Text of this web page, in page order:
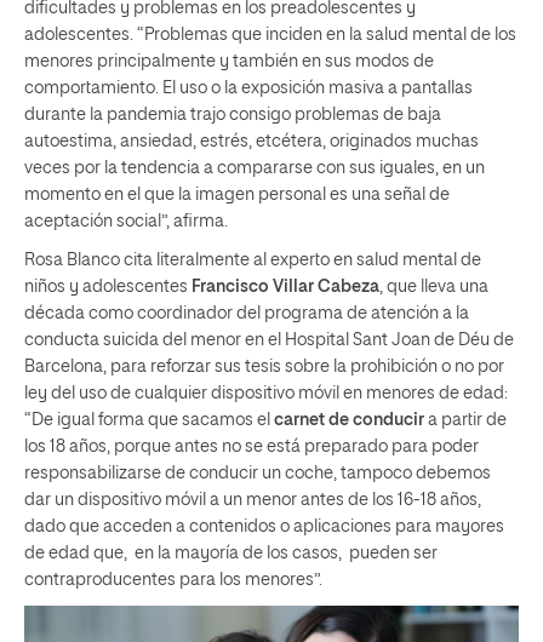
dificultades y problemas en los preadolescentes y
adolescentes. “Problemas que inciden en la salud mental de los
menores principalmente y también en sus modos de
comportamiento. El uso o la exposición masiva a pantallas
durante la pandemia trajo consigo problemas de baja
autoestima, ansiedad, estrés, etcétera, originados muchas
veces por la tendencia a compararse con sus iguales, en un
momento en el que la imagen personal es una señal de
aceptación social”, afirma.
Rosa Blanco cita literalmente al experto en salud mental de
niños y adolescentes Francisco Villar Cabeza , que lleva una
década como coordinador del programa de atención a la
conducta suicida del menor en el Hospital Sant Joan de Déu de
Barcelona, para reforzar sus tesis sobre la prohibición o no por
ley del uso de cualquier dispositivo móvil en menores de edad:
“De igual forma que sacamos el carnet de conducir a partir de
los 18 años, porque antes no se está preparado para poder
responsabilizarse de conducir un coche, tampoco debemos
dar un dispositivo móvil a un menor antes de los 16-18 años,
dado que acceden a contenidos o aplicaciones para mayores
de edad que, en la mayoría de los casos, pueden ser
contraproducentes para los menores”.